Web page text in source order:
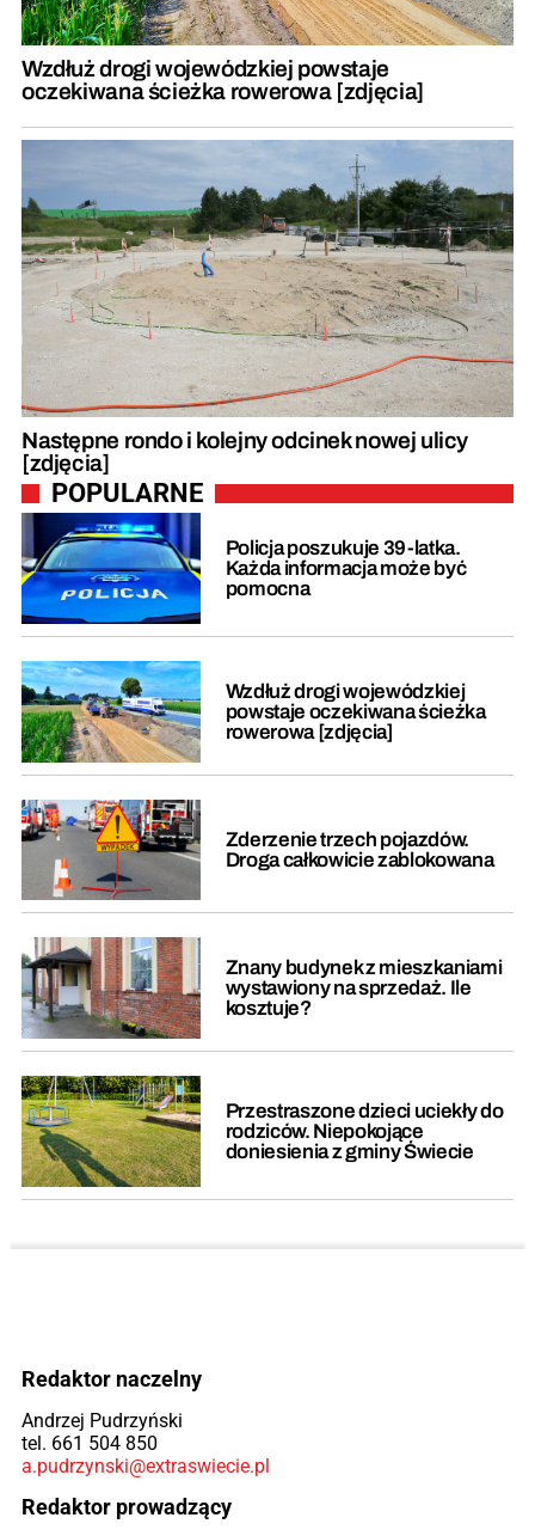
Wzdłuż drogi wojewódzkiej powstaje
oczekiwana ścieżka rowerowa [zdjęcia]
Następne rondo i kolejny odcinek nowej ulicy
[zdjęcia]
POPULARNE
Policja poszukuje 39-latka.
Każda informacja może być
pomocna
Wzdłuż drogi wojewódzkiej
powstaje oczekiwana ścieżka
rowerowa [zdjęcia]
Zderzenie trzech pojazdów.
Droga całkowicie zablokowana
Znany budynek z mieszkaniami
wystawiony na sprzedaż. Ile
kosztuje?
Przestraszone dzieci uciekły do
rodziców. Niepokojące
doniesienia z gminy Świecie
Redaktor naczelny
Andrzej Pudrzyński
tel. 661 504 850
a.pudrzynski@extraswiecie.pl
Redaktor prowadzący